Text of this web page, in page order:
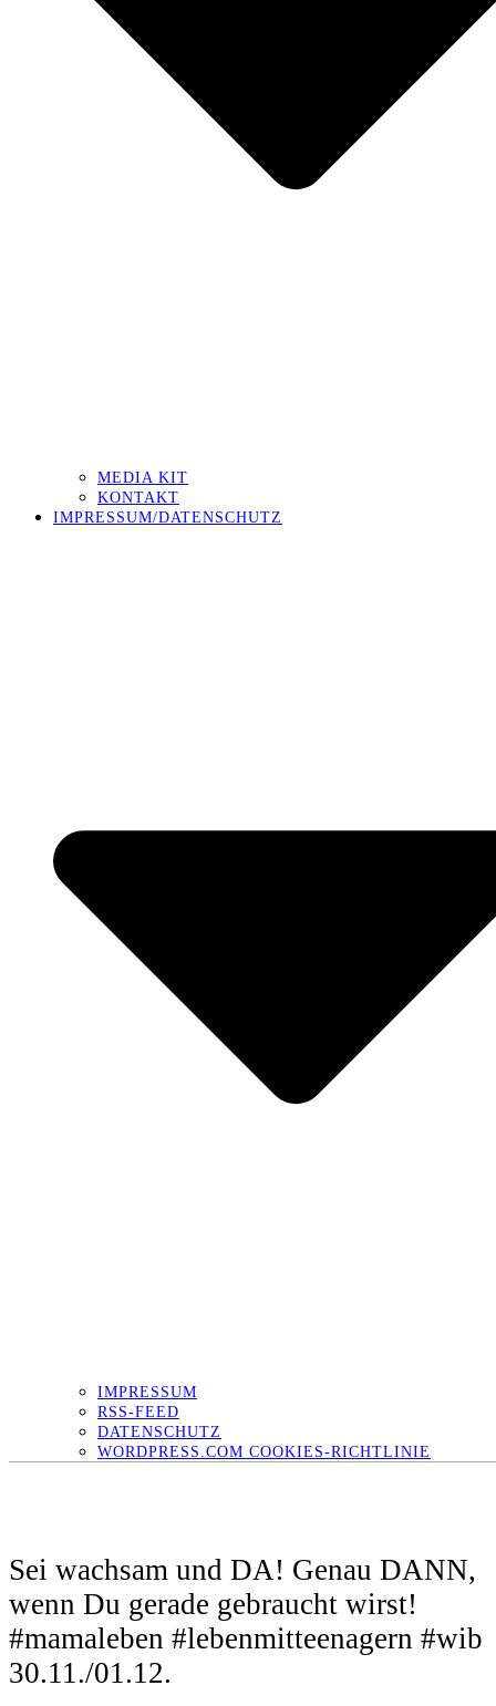
MEDIA KIT
KONTAKT
IMPRESSUM/DATENSCHUTZ
IMPRESSUM
RSS-FEED
DATENSCHUTZ
WORDPRESS.COM COOKIES-RICHTLINIE
Sei wachsam und DA! Genau DANN,
wenn Du gerade gebraucht wirst!
#mamaleben #lebenmitteenagern #wib
30.11./01.12.